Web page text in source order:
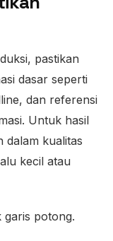
pastikan
dasar seperti
dan referensi
Untuk hasil
dalam kualitas
kecil atau
potong.